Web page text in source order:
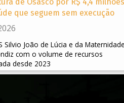
que seguem sem execução
Silvio João de Lúcia e da
com o volume de recursos
desde 2023